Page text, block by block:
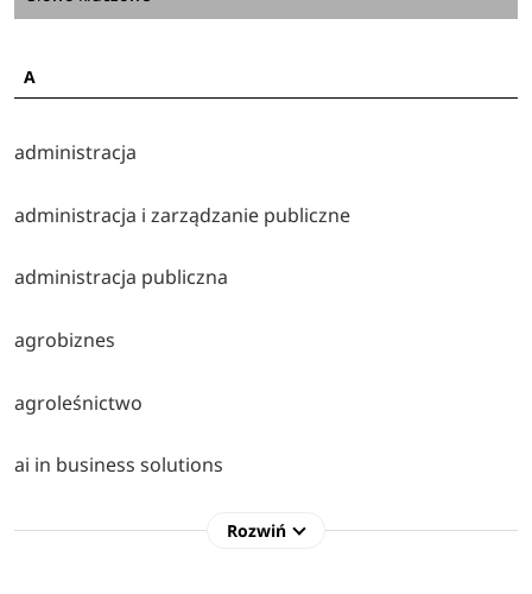
A
administracja
administracja i zarządzanie publiczne
administracja publiczna
agrobiznes
agroleśnictwo
ai in business solutions
analityka gospodarcza Rozwiń